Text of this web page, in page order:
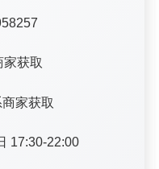
家获取
家获取
17:30-22:00